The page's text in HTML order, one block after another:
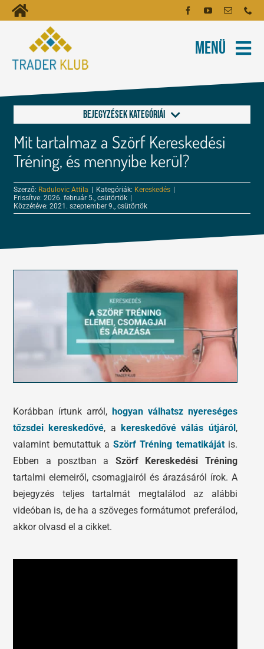
Kihagyás
Toggle
Navigation
Kezdőoldal
Fiókom
Menü
Oktatóanyagok
Tartalmak
Képzés
Tőzsdeklub
Adósegéd
Bejegyzések kategóriái
Alapok a kereskedéshez
FOREX és tőzsde leckék
Mit tartalmaz a Szörf Kereskedési
Tréning, és mennyibe kerül?
Szerző: Radulovic Attila Kategóriák: Kereskedés
Frissítve: 2026. február 5., csütörtök
Közzétéve: 2021. szeptember 9., csütörtök
Korábban írtunk arról, hogyan válhatsz nyereséges
tőzsdei kereskedővé, akereskedővé válás útjáról,
valamint bemutattuk aSzörf Tréning tematikájátis.
Ebben a posztban a Szörf Kereskedési Tréning
tartalmi elemeiről, csomagjairól és árazásáról írok. A
bejegyzés teljes tartalmát megtalálod az alábbi
videóban is, de ha a szöveges formátumot preferálod,
akkor olvasd el a cikket.